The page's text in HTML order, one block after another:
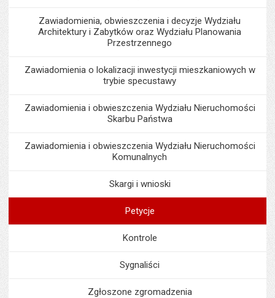
Zawiadomienia, obwieszczenia i decyzje Wydziału
Architektury i Zabytków oraz Wydziału Planowania
Przestrzennego
Zawiadomienia o lokalizacji inwestycji mieszkaniowych w
trybie specustawy
Zawiadomienia i obwieszczenia Wydziału Nieruchomości
Skarbu Państwa
Zawiadomienia i obwieszczenia Wydziału Nieruchomości
Komunalnych
Skargi i wnioski
Petycje
Kontrole
Sygnaliści
Zgłoszone zgromadzenia